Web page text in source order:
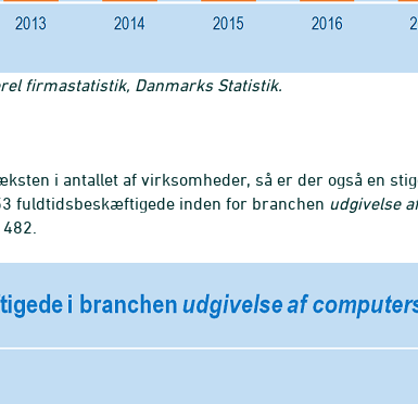
firmastatistik, Danmarks Statistik.
i antallet af virksomheder, så er der også en
fuldtidsbeskæftigede inden for branchen udgivelse